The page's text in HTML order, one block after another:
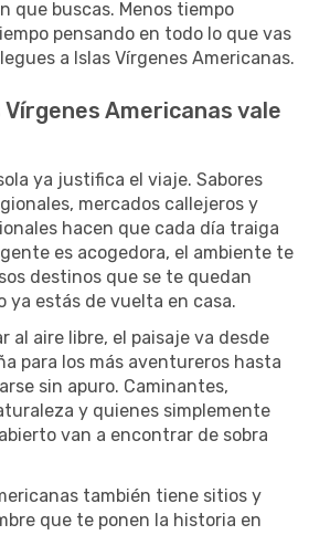
que buscas. Menos tiempo
pensando en todo lo que vas
a Islas Vírgenes Americanas.
Americanas vale
ya justifica el viaje. Sabores
mercados callejeros y
hacen que cada día traiga
es acogedora, el ambiente te
destinos que se te quedan
ya estás de vuelta en casa.
al aire libre, el paisaje va desde
para los más aventureros hasta
sin apuro. Caminantes,
y quienes simplemente
van a encontrar de sobra
también tiene sitios y
que te ponen la historia en